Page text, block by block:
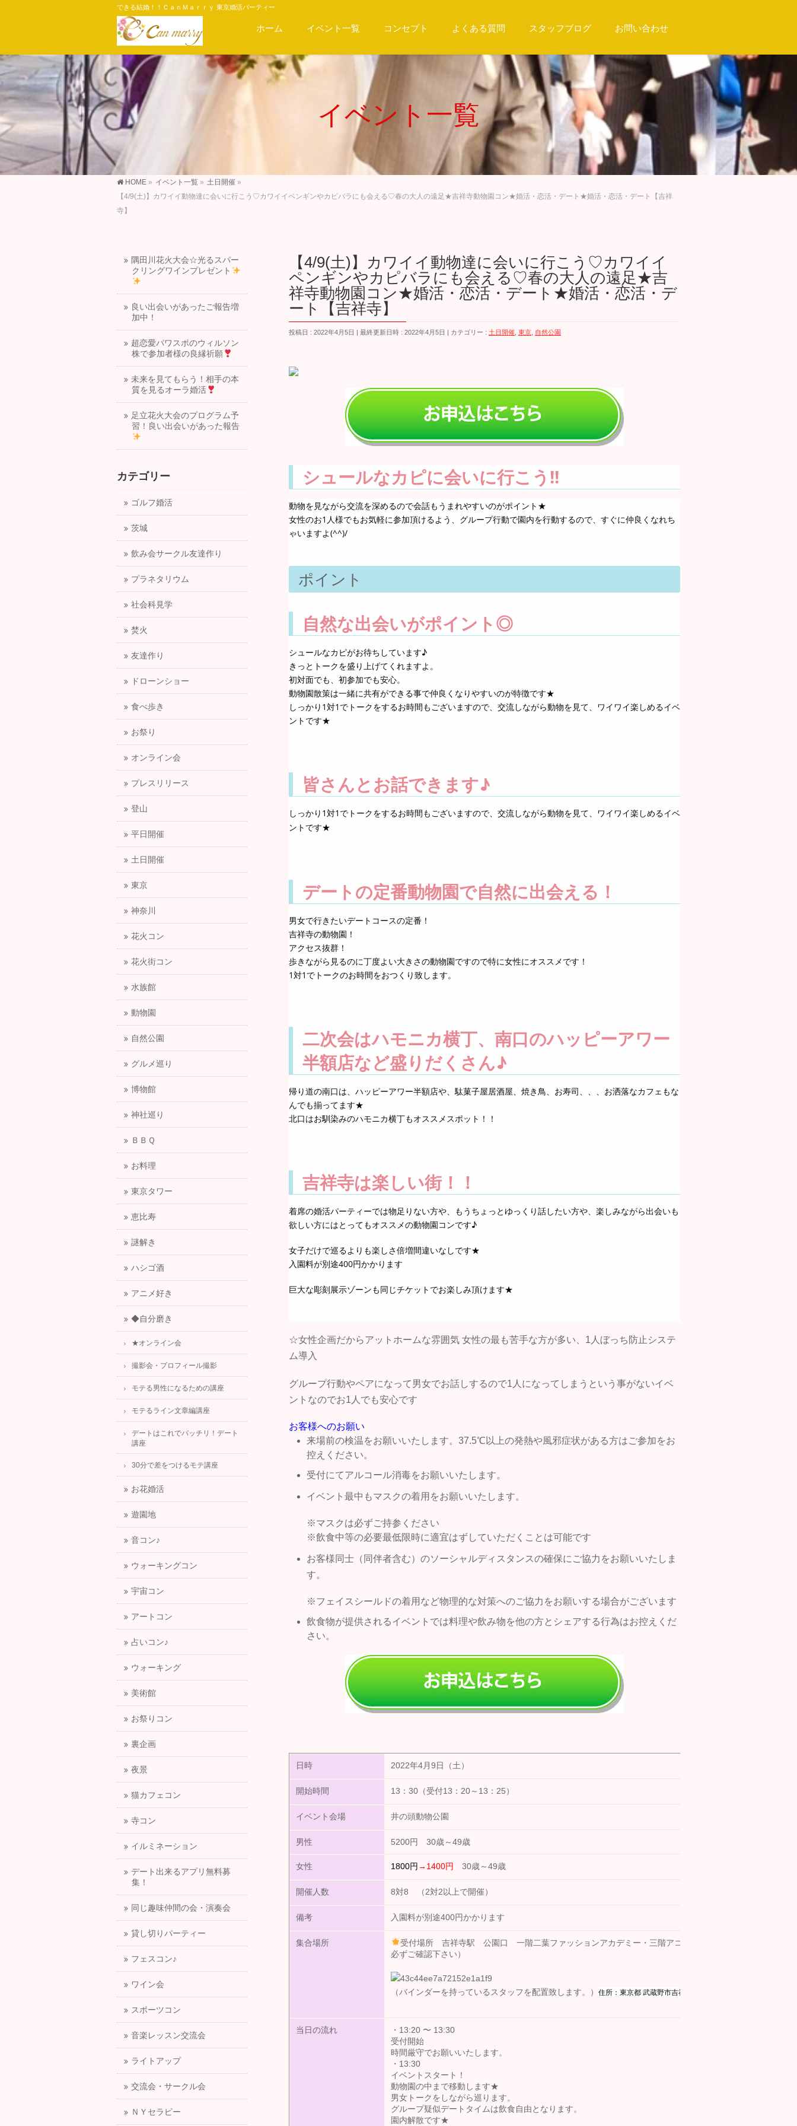
できる結婚！！ＣａｎＭａｒｒｙ 東京婚活パーティー
ホーム イベント一覧 コンセプト よくある質問 スタッフブログ お問い合わせ
イベント一覧
HOME » イベント一覧 » 土日開催 »
【4/9(土)】カワイイ動物達に会いに行こう♡カワイイペンギンやカピバラにも会える♡春の大人の遠足★吉祥寺動物園コン★婚活・恋活・デート★婚活・恋活・デート【吉祥
寺】
【4/9(土)】カワイイ動物達に会いに行こう♡カワイイ
ペンギンやカピバラにも会える♡春の大人の遠足★吉
祥寺動物園コン★婚活・恋活・デート★婚活・恋活・デ
ート【吉祥寺】
投稿日 : 2022年4月5日 最終更新日時 : 2022年4月5日 カテゴリー : 土日開催 東京 自然公園
シュールなカピに会いに行こう!!
動物を見ながら交流を深めるので会話もうまれやすいのがポイント★
女性のお1人様でもお気軽に参加頂けるよう、グループ行動で園内を行動するので、すぐに仲良くなれち
ゃいますよ(^^)/
ポイント
自然な出会いがポイント◎
シュールなカピがお待ちしています♪
きっとトークを盛り上げてくれますよ。
初対面でも、初参加でも安心。
動物園散策は一緒に共有ができる事で仲良くなりやすいのが特徴です★
しっかり1対1でトークをするお時間もございますので、交流しながら動物を見て、ワイワイ楽しめるイベ
ントです★
皆さんとお話できます♪
しっかり1対1でトークをするお時間もございますので、交流しながら動物を見て、ワイワイ楽しめるイベ
ントです★
デートの定番動物園で自然に出会える！
男女で行きたいデートコースの定番！
吉祥寺の動物園！
アクセス抜群！
歩きながら見るのに丁度よい大きさの動物園ですので特に女性にオススメです！
1対1でトークのお時間をおつくり致します。
二次会はハモニカ横丁、南口のハッピーアワー
半額店など盛りだくさん♪
帰り道の南口は、ハッピーアワー半額店や、駄菓子屋居酒屋、焼き鳥、お寿司、、、お洒落なカフェもな
んでも揃ってます★
北口はお馴染みのハモニカ横丁もオススメスポット！！
吉祥寺は楽しい街！！
着席の婚活パーティーでは物足りない方や、もうちょっとゆっくり話したい方や、楽しみながら出会いも
欲しい方にはとってもオススメの動物園コンです♪
女子だけで巡るよりも楽しさ倍増間違いなしです★
入園料が別途400円かかります
巨大な彫刻展示ゾーンも同じチケットでお楽しみ頂けます★
☆女性企画だからアットホームな雰囲気 女性の最も苦手な方が多い、1人ぼっち防止システ
ム導入
グループ行動やペアになって男女でお話しするので1人になってしまうという事がないイベ
ントなのでお1人でも安心です
お客様へのお願い
来場前の検温をお願いいたします。37.5℃以上の発熱や風邪症状がある方はご参加をお
控えください。
受付にてアルコール消毒をお願いいたします。
イベント最中もマスクの着用をお願いいたします。
※マスクは必ずご持参ください
※飲食中等の必要最低限時に適宜はずしていただくことは可能です
お客様同士（同伴者含む）のソーシャルディスタンスの確保にご協力をお願いいたしま
す。
※フェイスシールドの着用など物理的な対策へのご協力をお願いする場合がございます
飲食物が提供されるイベントでは料理や飲み物を他の方とシェアする行為はお控えくだ
さい。
日時 2022年4月9日（土）
開始時間 13：30（受付13：20～13：25）
イベント会場 井の頭動物公園
男性 5200円 30歳～49歳
女性 1800円 →1400円 30歳～49歳
開催人数 8対8 （2対2以上で開催）
備考 入園料が別途400円かかります
集合場所
受付場所 吉祥寺駅 公園口 一階二葉ファッションアカデミー・三階アコムのビルの左側の広いスペー
必ずご確認下さい）
（バインダーを持っているスタッフを配置致します。） 住所： 東京都 武蔵野市吉祥寺南町１丁目３−２
当日の流れ
・13:20 〜 13:30
受付開始
時間厳守でお願いいたします。
・13:30
イベントスタート！
動物園の中まで移動します★
男女トークをしながら巡ります。
グループ疑似デートタイムは飲食自由となります。
園内解散です★
隅田川花火大会☆光るスパー
クリングワインプレゼント
良い出会いがあったご報告増
加中！
超恋愛パワスポのウィルソン
株で参加者様の良縁祈願
未来を見てもらう！相手の本
質を見るオーラ婚活
足立花火大会のプログラム予
習！良い出会いがあった報告
カテゴリー
ゴルフ婚活
茨城
飲み会サークル友達作り
プラネタリウム
社会科見学
焚火
友達作り
ドローンショー
食べ歩き
お祭り
オンライン会
プレスリリース
登山
平日開催
土日開催
東京
神奈川
花火コン
花火街コン
水族館
動物園
自然公園
グルメ巡り
博物館
神社巡り
ＢＢＱ
お料理
東京タワー
恵比寿
謎解き
ハシゴ酒
アニメ好き
◆自分磨き
★オンライン会
撮影会・プロフィール撮影
モテる男性になるための講座
モテるライン文章編講座
デートはこれでバッチリ！デート
講座
30分で差をつけるモテ講座
お花婚活
遊園地
音コン♪
ウォーキングコン
宇宙コン
アートコン
占いコン♪
ウォーキング
美術館
お祭りコン
裏企画
夜景
猫カフェコン
寺コン
イルミネーション
デート出来るアプリ無料募
集！
同じ趣味仲間の会・演奏会
貸し切りパーティー
フェスコン♪
ワイン会
スポーツコン
音楽レッスン交流会
ライトアップ
交流会・サークル会
ＮＹセラピー